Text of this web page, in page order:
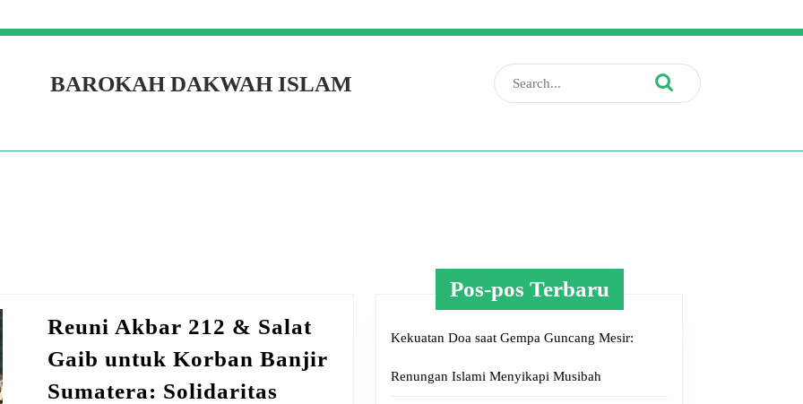
BAROKAH DAKWAH ISLAM
Reuni Akbar 212 & Salat
Gaib untuk Korban Banjir
Sumatera: Solidaritas
Pos-pos Terbaru
Kekuatan Doa saat Gempa Guncang Mesir:
Renungan Islami Menyikapi Musibah